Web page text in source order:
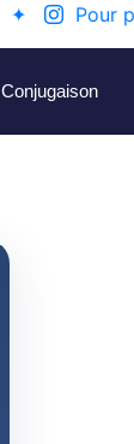
✦
Pour
Conjugaison